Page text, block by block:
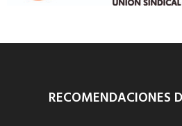
RECOMENDACIONES